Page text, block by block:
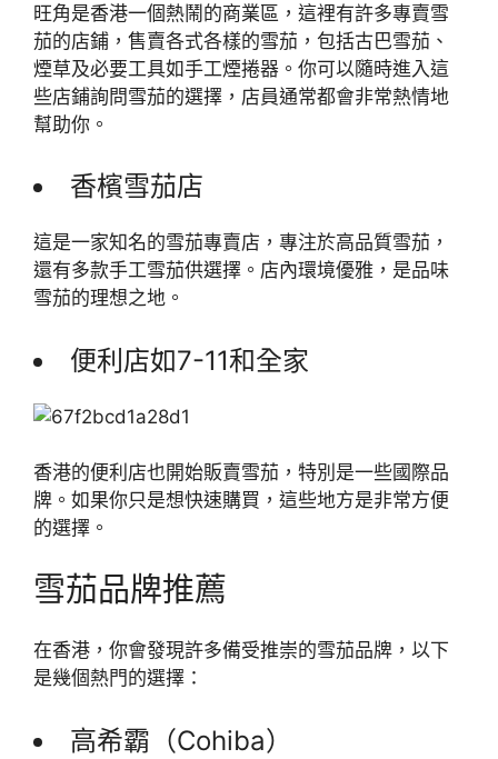
旺角是香港一個熱鬧的商業區，這裡有許多專賣雪
茄的店鋪，售賣各式各樣的雪茄，包括古巴雪茄、
煙草及必要工具如手工煙捲器。你可以隨時進入這
些店鋪詢問雪茄的選擇，店員通常都會非常熱情地
幫助你。
香檳雪茄店
這是一家知名的雪茄專賣店，專注於高品質雪茄，
還有多款手工雪茄供選擇。店內環境優雅，是品味
雪茄的理想之地。
便利店如7-11和全家
香港的便利店也開始販賣雪茄，特別是一些國際品
牌。如果你只是想快速購買，這些地方是非常方便
的選擇。
雪茄品牌推薦
在香港，你會發現許多備受推崇的雪茄品牌，以下
是幾個熱門的選擇：
高希霸（Cohiba）